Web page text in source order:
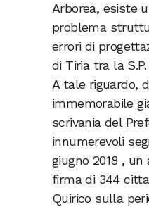
Arborea, esiste
problema
errori di
di Tiria tra la S.P.
A tale riguardo,
immemorabile
scrivania del
innumerevoli
giugno 2018 ,
firma di 344
Quirico sulla